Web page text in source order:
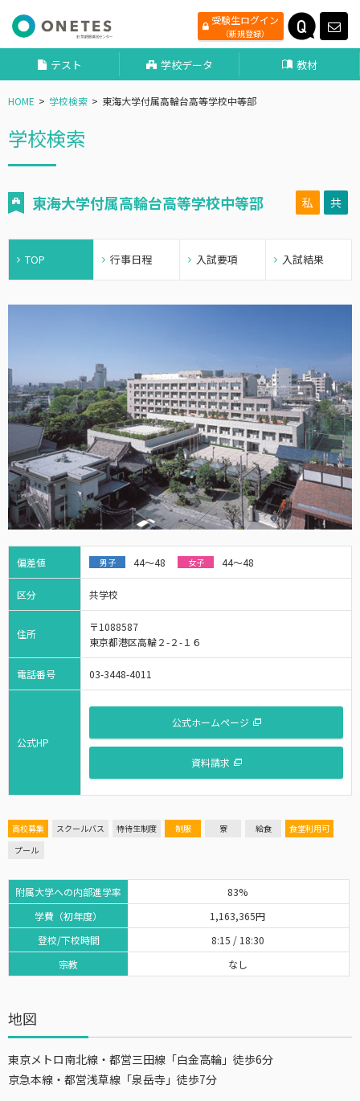
受験生ログイン
（新規登録）
テスト 学校データ 教材
HOME 学校検索 東海大学付属高輪台高等学校中等部
学校検索
東海大学付属高輪台高等学校中等部 私 共
TOP 行事日程 入試要項 入試結果
偏差値 男子 44～48 女子 44～48
区分 共学校
住所
〒1088587
東京都港区高輪２-２-１６
電話番号 03-3448-4011
公式HP
公式ホームページ
資料請求
高校募集 スクールバス 特待生制度 制服 寮 給食
食堂利用可
プール
附属大学への内部進学率
学費（初年度）
登校/下校時間
宗教
83%
1,163,365円
8:15 / 18:30
なし
地図
東京メトロ南北線・都営三田線「白金高輪」徒歩6分
京急本線・都営浅草線「泉岳寺」徒歩7分